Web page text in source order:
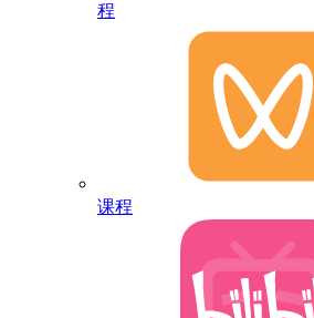
程
课程